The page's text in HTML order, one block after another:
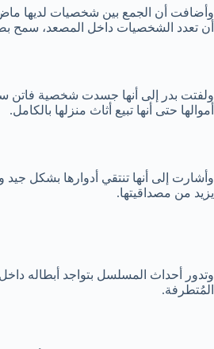
وأضافت أن الجمع بين شخصيات لديها
أن تعدد الشخصيات داخل المصعد، سمح
ولفتت بدر إلى أنها جسدت شخصية فاتن
أموالها حتى أنها تبيع أثاث منزلها بالكامل.
وأشارت إلى أنها تنتقي أدوارها بشكل
يزيد من مصداقيتها.
وتدور أحداث المسلسل بتواجد أبطاله
المُتطرفة.